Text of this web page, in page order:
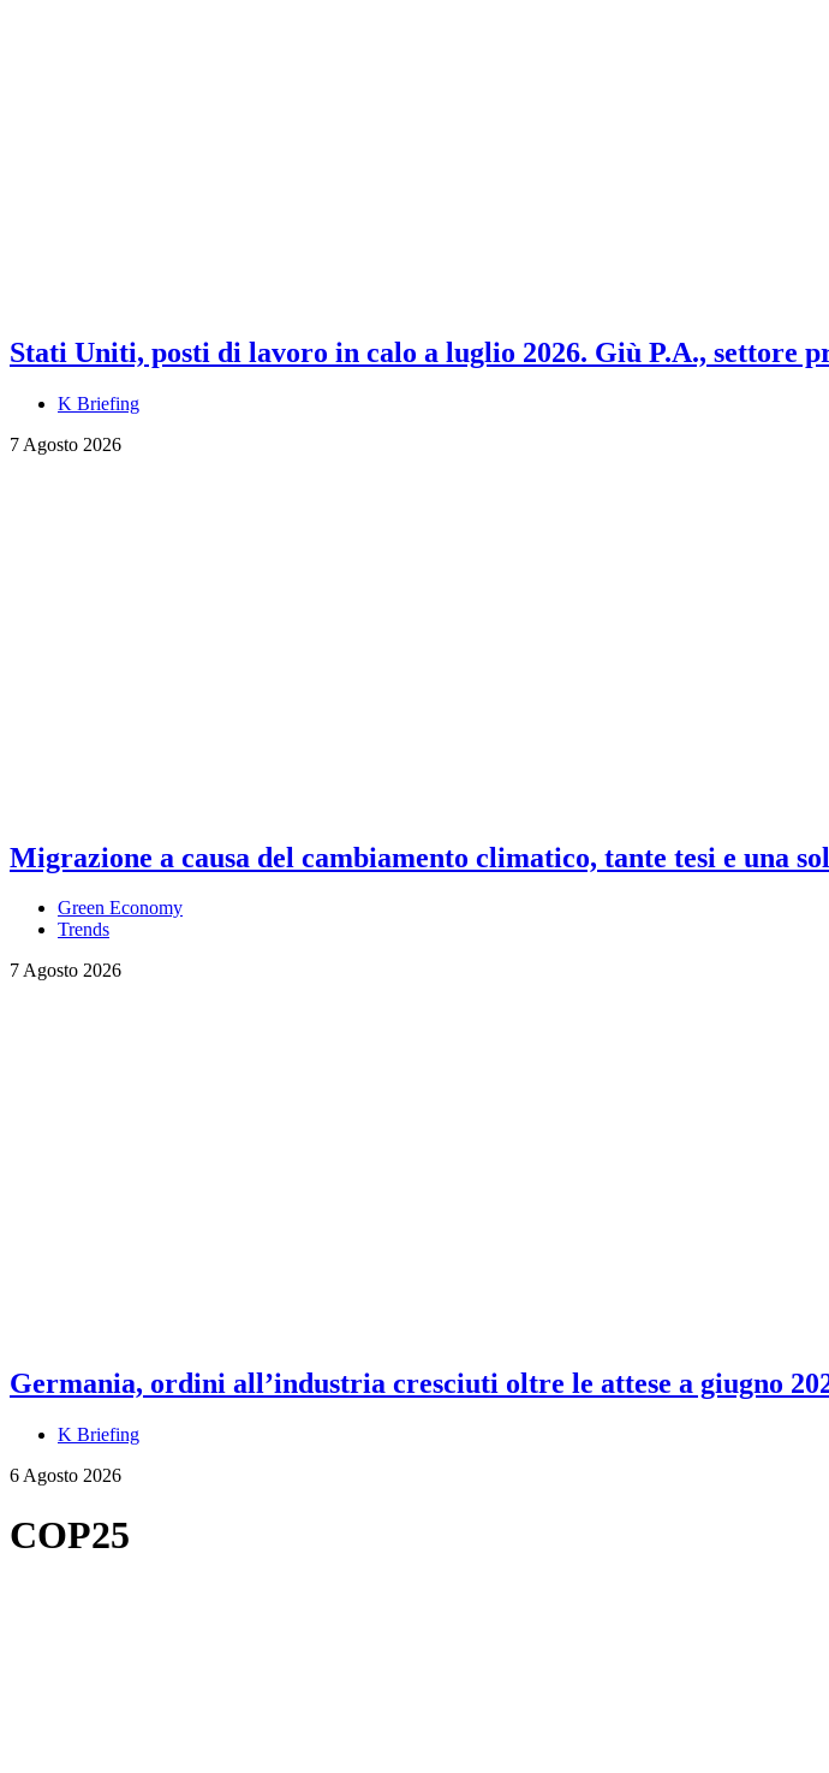
Stati Uniti, posti di lavoro in calo a luglio 2026. Giù P.A., settore
K Briefing
7 Agosto 2026
Migrazione a causa del cambiamento climatico, tante tesi e una
Green Economy
Trends
7 Agosto 2026
Germania, ordini all’industria cresciuti oltre le attese a giugno
K Briefing
6 Agosto 2026
COP25